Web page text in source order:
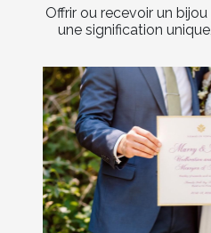
Offrir ou recevoir un
une signification